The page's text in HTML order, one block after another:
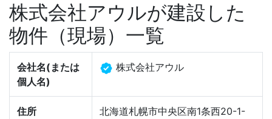
株式会社アウルが建設した
物件（現場）一覧
会社名(または
個人名)
株式会社アウル
住所
北海道札幌市中央区南1条西20-1-